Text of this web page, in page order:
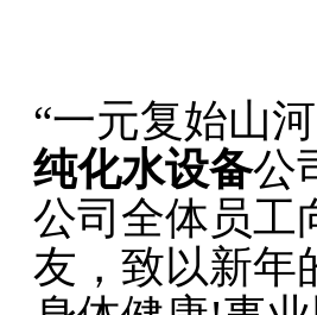
“一元复始山
纯化水设备公
公司全体员工
友，致以新年